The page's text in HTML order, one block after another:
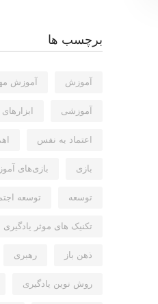
برچسب ها
آموزش آموزش
آموزشی
اعتماد به نفس
بازی بازی‌های
توسعه توسعه
تکنیک های موثر یادگیری
ذهن باز رهبری
روش نوین یادگیری